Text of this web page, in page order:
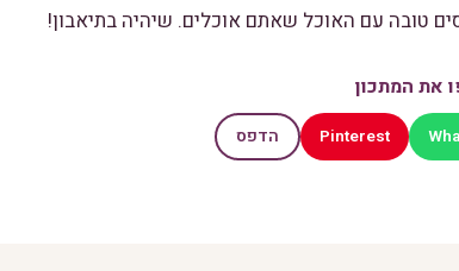
טובה עם האוכל שאתם אוכלים. שיהיה בתיאבון!
את המתכון
Pinterest הדפס